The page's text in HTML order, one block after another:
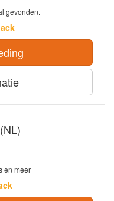
gevonden.
en meer